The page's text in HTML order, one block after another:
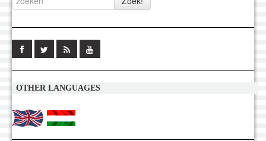
OTHER LANGUAGES